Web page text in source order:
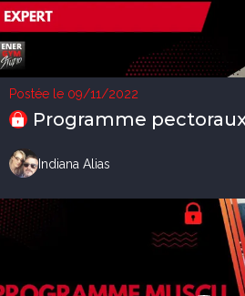
Postée le 09/11/2022
Programme
Indiana Alias